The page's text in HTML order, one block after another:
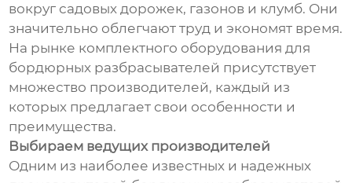
вокруг садовых дорожек, газонов и клумб. Они
значительно облегчают труд и экономят время.
На рынке комплектного оборудования для
бордюрных разбрасывателей присутствует
множество производителей, каждый из
которых предлагает свои особенности и
преимущества.
Выбираем ведущих производителей
Одним из наиболее известных и надежных